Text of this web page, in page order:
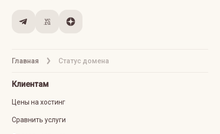
Главная Статус домена
Клиентам
Цены на хостинг
Сравнить услуги